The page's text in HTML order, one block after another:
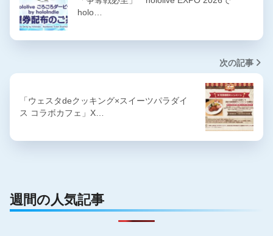
holo…
次の記事
「ウェスタdeクッキング×スイーツパラダイ
ス コラボカフェ」X…
週間の人気記事